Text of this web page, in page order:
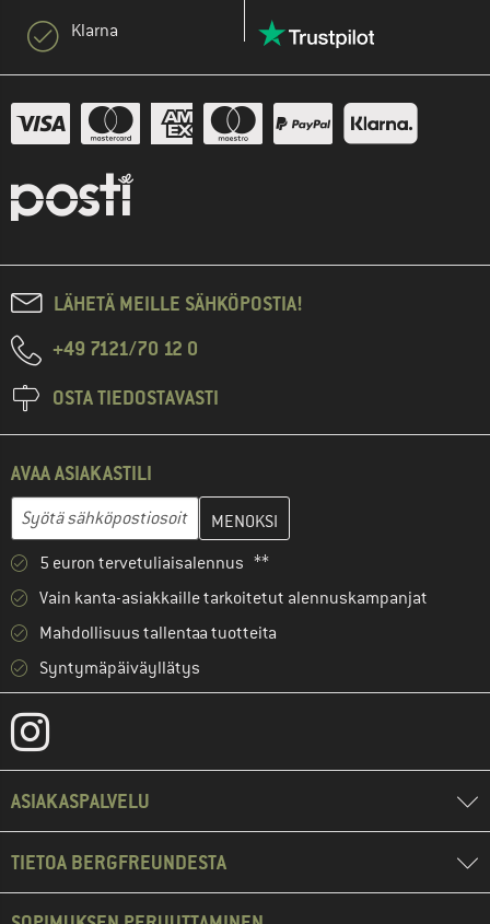
Klarna
LÄHETÄ MEILLE SÄHKÖPOSTIA!
+49 7121/70 12 0
OSTA TIEDOSTAVASTI
AVAA ASIAKASTILI
Sähköpostiosoite
Anna sähköpostiosoitteesi ja luo seuraavassa vaiheessa
5 euron tervetuliaisalennus **
Vain kanta-asiakkaille tarkoitetut alennuskampanjat
Mahdollisuus tallentaa tuotteita
Syntymäpäiväyllätys
ASIAKASPALVELU
TIETOA BERGFREUNDESTA